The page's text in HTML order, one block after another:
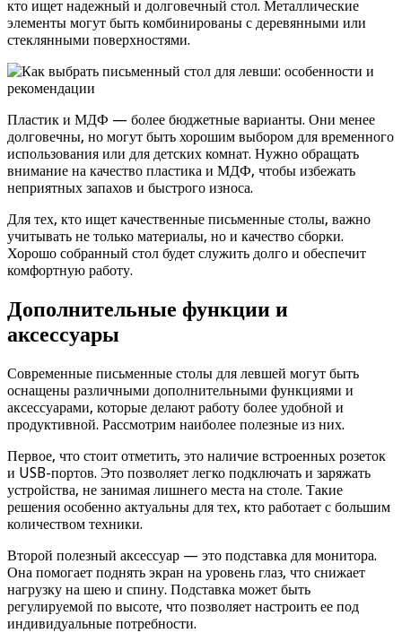
кто ищет надежный и долговечный стол. Металлические
элементы могут быть комбинированы с деревянными или
стеклянными поверхностями.
Пластик и МДФ — более бюджетные варианты. Они менее
долговечны, но могут быть хорошим выбором для временного
использования или для детских комнат. Нужно обращать
внимание на качество пластика и МДФ, чтобы избежать
неприятных запахов и быстрого износа.
Для тех, кто ищет качественные письменные столы, важно
учитывать не только материалы, но и качество сборки.
Хорошо собранный стол будет служить долго и обеспечит
комфортную работу.
Дополнительные функции и
аксессуары
Современные письменные столы для левшей могут быть
оснащены различными дополнительными функциями и
аксессуарами, которые делают работу более удобной и
продуктивной. Рассмотрим наиболее полезные из них.
Первое, что стоит отметить, это наличие встроенных розеток
и USB-портов. Это позволяет легко подключать и заряжать
устройства, не занимая лишнего места на столе. Такие
решения особенно актуальны для тех, кто работает с большим
количеством техники.
Второй полезный аксессуар — это подставка для монитора.
Она помогает поднять экран на уровень глаз, что снижает
нагрузку на шею и спину. Подставка может быть
регулируемой по высоте, что позволяет настроить ее под
индивидуальные потребности.